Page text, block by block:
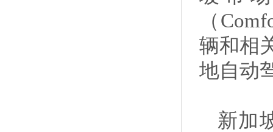
（
辆和相
地自动
新加